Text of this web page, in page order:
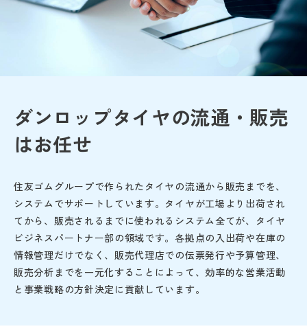
ダンロップタイヤの流通・販売
はお任せ
住友ゴムグループで作られたタイヤの流通から販売までを、
システムでサポートしています。タイヤが工場より出荷され
てから、販売されるまでに使われるシステム全てが、タイヤ
ビジネスパートナー部の領域です。各拠点の入出荷や在庫の
情報管理だけでなく、販売代理店での伝票発行や予算管理、
販売分析までを一元化することによって、効率的な営業活動
と事業戦略の方針決定に貢献しています。